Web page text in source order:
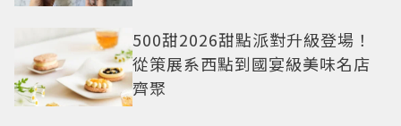
500甜2026甜點派對升級登場！
從策展系西點到國宴級美味名店
齊聚